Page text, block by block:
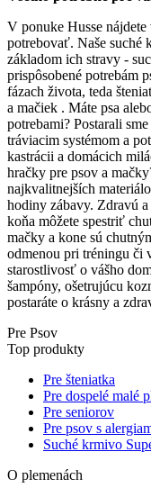
V ponuke Husse
potrebovať. Naše suché
základom ich stravy -
prispôsobené potrebám
fázach života, teda
a mačiek . Máte psa
potrebami? Postarali
tráviacim systémom a
kastrácii a domácich
hračky pre psov a
najkvalitnejších
hodiny zábavy. Zdravú
koňa môžete spestriť
mačky a kone sú
odmenou pri tréningu či
starostlivosť o vášho
šampóny, ošetrujúcu
postaráte o krásny a
Pre Psov
Top produkty
Pre šteniatka
Pre dospelé malé
Pre seniorov
Pre psov s
Suché krmivo
O plemenách